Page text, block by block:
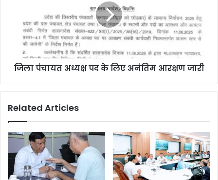
जिला पंचायत अध्यक्ष पद के लिए अनंतिम आरक्षण जारी
Related Articles